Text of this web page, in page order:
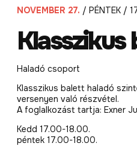
NOVEMBER 27. / PÉNTEK /
Klasszikus
Haladó csoport
Klasszikus balett haladó
versenyen való részvétel.
A foglalkozást tartja: Exner
Kedd 17.00-18.00.
péntek 17.00-18.00.